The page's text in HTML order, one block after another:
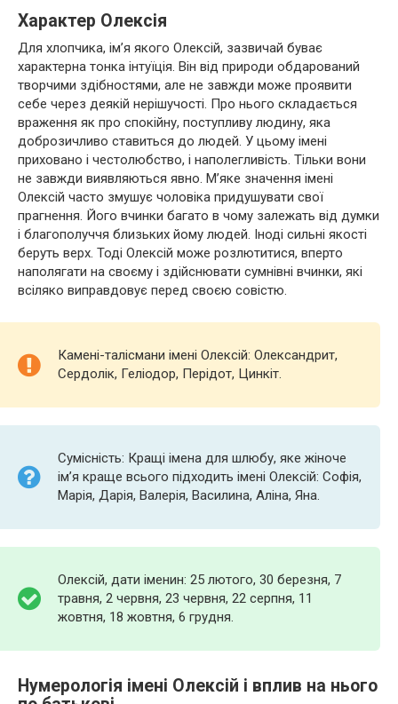
Характер Олексія
Для хлопчика, ім’я якого Олексій, зазвичай буває
характерна тонка інтуїція. Він від природи обдарований
творчими здібностями, але не завжди може проявити
себе через деякій нерішучості. Про нього складається
враження як про спокійну, поступливу людину, яка
доброзичливо ставиться до людей. У цьому імені
приховано і честолюбство, і наполегливість. Тільки вони
не завжди виявляються явно. М’яке значення імені
Олексій часто змушує чоловіка придушувати свої
прагнення. Його вчинки багато в чому залежать від думки
і благополуччя близьких йому людей. Іноді сильні якості
беруть верх. Тоді Олексій може розлютитися, вперто
наполягати на своєму і здійснювати сумнівні вчинки, які
всіляко виправдовує перед своєю совістю.
Камені-талісмани імені Олексій: Олександрит,
Сердолік, Геліодор, Перідот, Цинкіт.
Сумісність: Кращі імена для шлюбу, яке жіноче
ім’я краще всього підходить імені Олексій: Софія,
Марія, Дарія, Валерія, Василина, Аліна, Яна.
Олексій, дати іменин: 25 лютого, 30 березня, 7
травня, 2 червня, 23 червня, 22 серпня, 11
жовтня, 18 жовтня, 6 грудня.
Нумерологія імені Олексій і вплив на нього